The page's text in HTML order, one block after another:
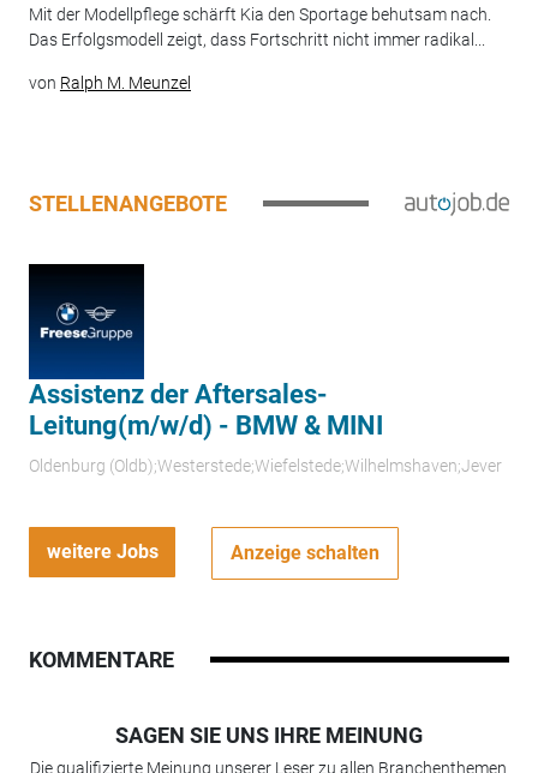
Mit der Modellpflege schärft Kia den Sportage behutsam nach.
Das Erfolgsmodell zeigt, dass Fortschritt nicht immer radikal...
von Ralph M. Meunzel
STELLENANGEBOTE
Assistenz der Aftersales-
Leitung(m/w/d) - BMW & MINI
Oldenburg (Oldb);Westerstede;Wiefelstede;Wilhelmshaven;Jever
weitere Jobs Anzeige schalten
KOMMENTARE
SAGEN SIE UNS IHRE MEINUNG
Die qualifizierte Meinung unserer Leser zu allen Branchenthemen